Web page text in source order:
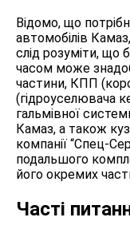
Відомо, що
автомобілів
слід розуміти, що
часом може
частини, КПП
(гідроуселювача
гальмівної
Камаз, а також
компанії “Спец-
подальшого
його окремих
Часті